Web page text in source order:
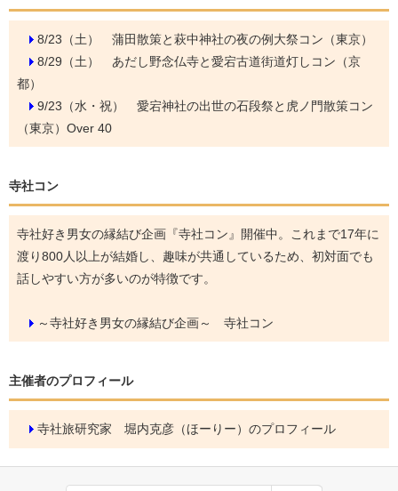
8/23（土） 蒲田散策と萩中神社の夜の例大祭コン（東京）
8/29（土） あだし野念仏寺と愛宕古道街道灯しコン（京
都）
9/23（水・祝） 愛宕神社の出世の石段祭と虎ノ門散策コン
（東京）Over 40
寺社コン
寺社好き男女の縁結び企画『寺社コン』開催中。これまで17年に
渡り800人以上が結婚し、趣味が共通しているため、初対面でも
話しやすい方が多いのが特徴です。
～寺社好き男女の縁結び企画～ 寺社コン
主催者のプロフィール
寺社旅研究家 堀内克彦（ほーりー）のプロフィール